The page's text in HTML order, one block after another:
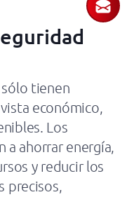
tienen
económico,
Los
a ahorrar energía,
y reducir los
precisos,